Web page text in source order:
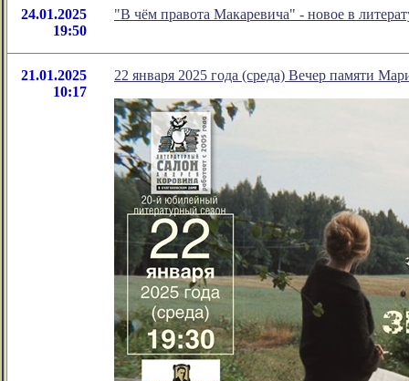
24.01.2025
19:50
"В чём правота Макаревича" - новое в
21.01.2025
10:17
22 января 2025 года (среда) Вечер памяти